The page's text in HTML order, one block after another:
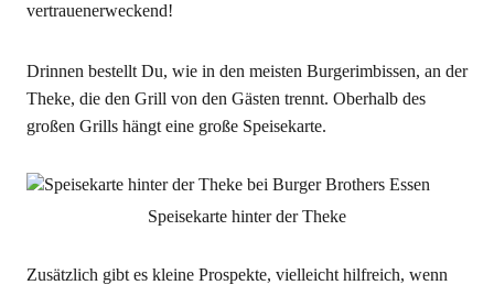
vertrauenerweckend!
Drinnen bestellt Du, wie in den meisten Burgerimbissen, an der
Theke, die den Grill von den Gästen trennt. Oberhalb des
großen Grills hängt eine große Speisekarte.
Speisekarte hinter der Theke
Zusätzlich gibt es kleine Prospekte, vielleicht hilfreich, wenn